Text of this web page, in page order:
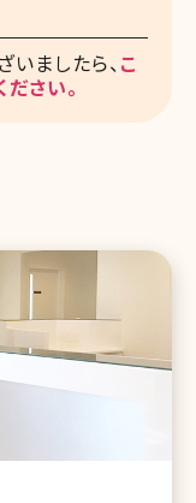
ましたら、こ
さい。